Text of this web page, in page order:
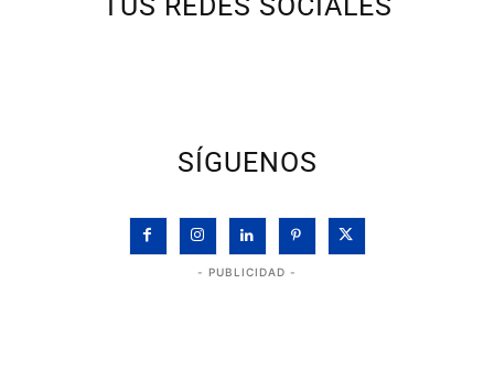
SÍGUENOS
- PUBLICIDAD -